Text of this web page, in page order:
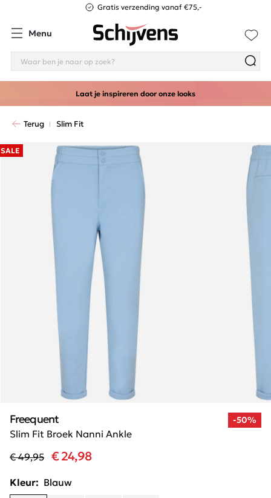
Gratis verzending vanaf €75,-
Menu
Laat je inspireren door onze looks
Terug Slim Fit
SALE
-50%
Slim Fit Broek Nanni Ankle
Freequent
€ 49,95 € 24,98
Kleur: Blauw